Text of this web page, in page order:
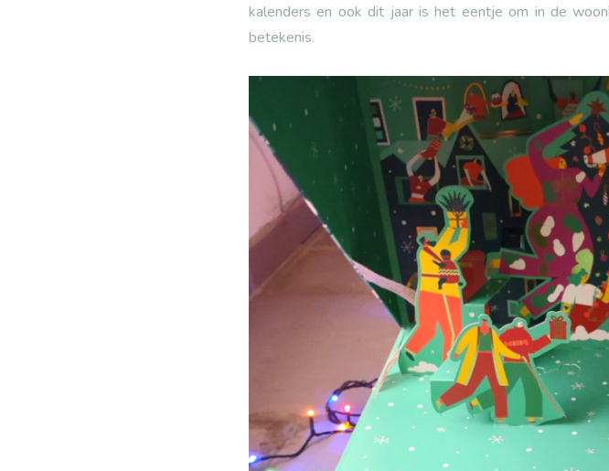
kalenders en ook dit jaar is het eentje om in de
betekenis.